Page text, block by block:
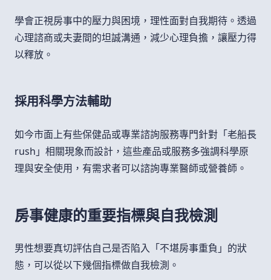
學會正視房事中的壓力與困境，理性面對自我期待。透過
心理諮商或夫妻間的坦誠溝通，減少心理負擔，讓壓力得
以釋放。
採用科學方法輔助
如今市面上有些保健品或專業諮詢服務專門針對「老船長
rush」相關現象而設計，這些產品或服務多強調科學原
理與安全使用，有需求者可以諮詢專業醫師或營養師。
房事健康的重要指標與自我檢測
男性想要真切評估自己是否陷入「不堪房事重負」的狀
態，可以從以下幾個指標做自我檢測。